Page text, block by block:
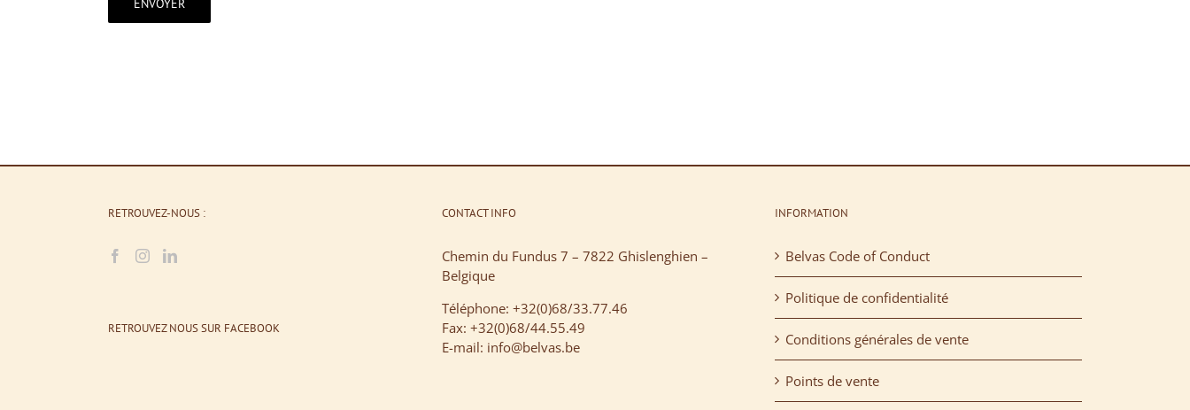
RETROUVEZ-NOUS :
RETROUVEZ NOUS SUR FACEBOOK
CONTACT INFO
Chemin du Fundus 7 – 7822 Ghislenghien –
Belgique
Téléphone: +32(0)68/33.77.46
Fax: +32(0)68/44.55.49
E-mail: info@belvas.be
INFORMATION
Belvas Code of Conduct
Politique de confidentialité
Conditions générales de vente
Points de vente